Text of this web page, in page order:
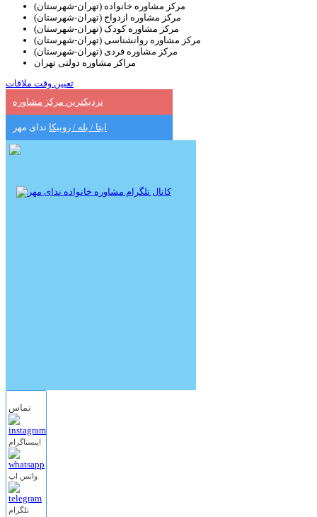
مرکز مشاوره خانواده (تهران-شهرستان)
مرکز مشاوره ازدواج (تهران-شهرستان)
مرکز مشاوره کودک (تهران-شهرستان)
مرکز مشاوره روانشناسی (تهران-شهرستان)
مرکز مشاوره فردی (تهران-شهرستان)
مراکز مشاوره دولتی تهران
تعیین وقت ملاقات
نزدیکترین مرکز مشاوره
ایتا / بله / روبیکا ندای مهر
تماس
اینستاگرام
واتس اپ
تلگرام